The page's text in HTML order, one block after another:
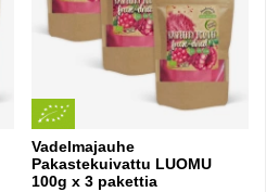
Vadelmajauhe
Pakastekuivattu LUOMU
100g x 3 pakettia